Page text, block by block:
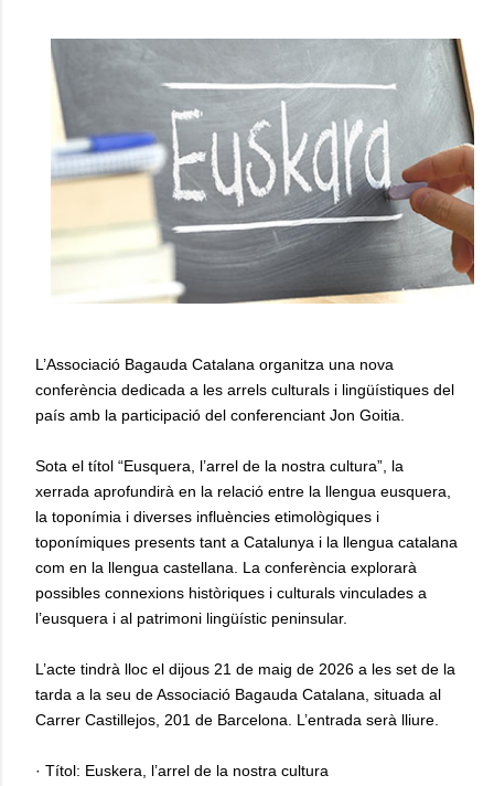
L’Associació Bagauda Catalana organitza una nova
conferència dedicada a les arrels culturals i lingüístiques del
país amb la participació del conferenciant Jon Goitia.
Sota el títol “Eusquera, l’arrel de la nostra cultura”, la
xerrada aprofundirà en la relació entre la llengua eusquera,
la toponímia i diverses influències etimològiques i
toponímiques presents tant a Catalunya i la llengua catalana
com en la llengua castellana. La conferència explorarà
possibles connexions històriques i culturals vinculades a
l’eusquera i al patrimoni lingüístic peninsular.
L’acte tindrà lloc el dijous 21 de maig de 2026 a les set de la
tarda a la seu de Associació Bagauda Catalana, situada al
Carrer Castillejos, 201 de Barcelona. L’entrada serà lliure.
· Títol: Euskera, l’arrel de la nostra cultura